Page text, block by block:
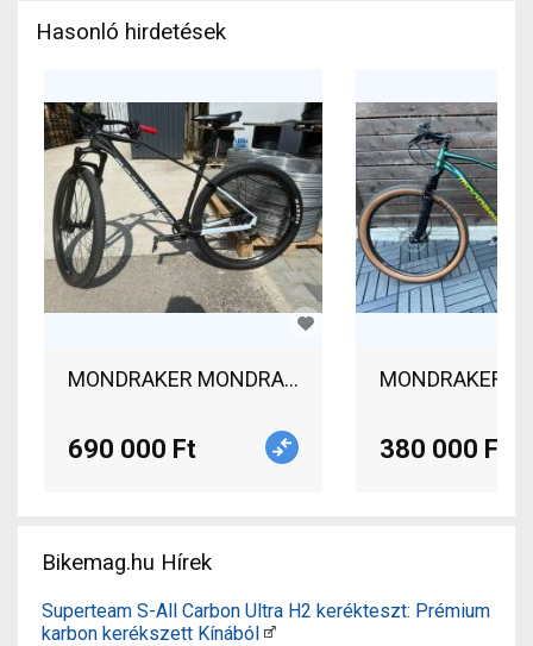
Hasonló hirdetések
MONDRAKER MONDRAKER Chrono Carbon,
690 000 Ft
MONDRAKER
380 000 Ft
Bikemag.hu Hírek
Superteam S-All Carbon Ultra H2 kerékteszt: Prémium
karbon kerékszett Kínából